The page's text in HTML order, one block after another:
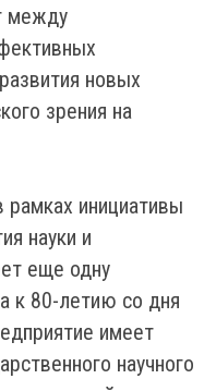
между
новых
зрения на
инициативы
науки и
еще одну
к 80-летию со дня
имеет
научного